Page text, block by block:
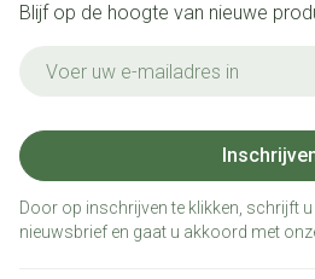
Blijf op de hoogte van nieuwe
Door op inschrijven te klikken, schrijft
nieuwsbrief en gaat u akkoord met